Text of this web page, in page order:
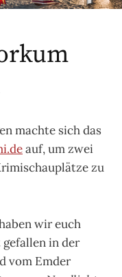
machte sich das
auf, um zwei
zu
wir euch
in der
vom Emder